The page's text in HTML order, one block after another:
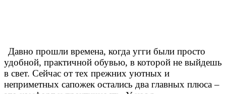
Давно прошли времена, когда угги были просто
удобной, практичной обувью, в которой не выйдешь
в свет. Сейчас от тех прежних уютных и
неприметных сапожек остались два главных плюса –